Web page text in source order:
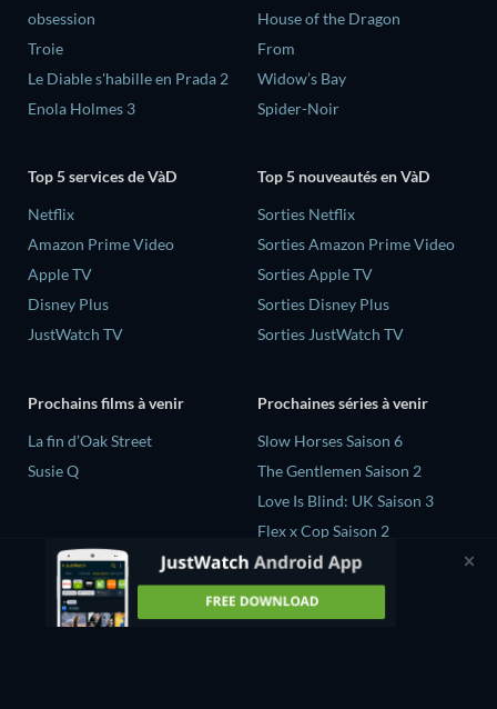
obsession
Troie
Le Diable s'habille en Prada 2
Enola Holmes 3
House of the Dragon
From
Widow’s Bay
Spider-Noir
Top 5 services de VàD
Netflix
Amazon Prime Video
Apple TV
Disney Plus
JustWatch TV
Top 5 nouveautés en VàD
Sorties Netflix
Sorties Amazon Prime Video
Sorties Apple TV
Sorties Disney Plus
Sorties JustWatch TV
Prochains films à venir
La fin d’Oak Street
Susie Q
Prochaines séries à venir
Slow Horses Saison 6
The Gentlemen Saison 2
Love Is Blind: UK Saison 3
Flex x Cop Saison 2
The Chosen face à la nature
avec Bear Grylls Saison 1